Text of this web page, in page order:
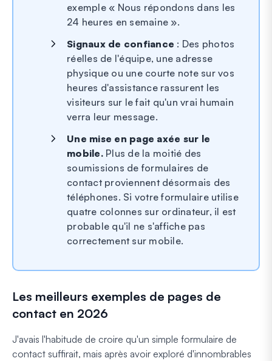
exemple « Nous répondons dans les
24 heures en semaine ».
Signaux de confiance : Des photos
réelles de l'équipe, une adresse
physique ou une courte note sur vos
heures d'assistance rassurent les
visiteurs sur le fait qu'un vrai humain
verra leur message.
Une mise en page axée sur le
mobile.Plus de la moitié des
soumissions de formulaires de
contact proviennent désormais des
téléphones. Si votre formulaire utilise
quatre colonnes sur ordinateur, il est
probable qu'il ne s'affiche pas
correctement sur mobile.
Les meilleurs exemples de pages de
contact en 2026
J'avais l'habitude de croire qu'un simple formulaire de
contact suffirait, mais après avoir exploré d'innombrables